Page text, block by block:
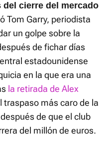
cierre del mercado
Tom Garry, periodista
un golpe sobre la
de fichar días
estadounidense
en la que era una
la retirada de Alex
traspaso más caro de la
de que el club
del millón de euros.